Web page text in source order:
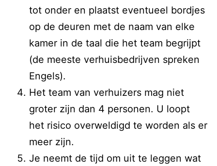
tot onder en plaatst eventueel bordjes
op de deuren met de naam van elke
kamer in de taal die het team begrijpt
(de meeste verhuisbedrijven spreken
Engels).
Het team van verhuizers mag niet
groter zijn dan 4 personen. U loopt
het risico overweldigd te worden als er
meer zijn.
Je neemt de tijd om uit te leggen wat